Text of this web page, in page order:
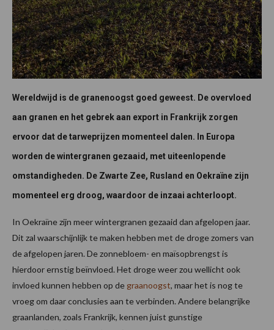
Wereldwijd is de granenoogst goed geweest. De overvloed
aan granen en het gebrek aan export in Frankrijk zorgen
ervoor dat de tarweprijzen momenteel dalen. In Europa
worden de wintergranen gezaaid, met uiteenlopende
omstandigheden. De Zwarte Zee, Rusland en Oekraïne zijn
momenteel erg droog, waardoor de inzaai achterloopt.
In Oekraïne zijn meer wintergranen gezaaid dan afgelopen jaar.
Dit zal waarschijnlijk te maken hebben met de droge zomers van
de afgelopen jaren. De zonnebloem- en maïsopbrengst is
hierdoor ernstig beïnvloed. Het droge weer zou wellicht ook
invloed kunnen hebben op de graanoogst, maar het is nog te
vroeg om daar conclusies aan te verbinden. Andere belangrijke
graanlanden, zoals Frankrijk, kennen juist gunstige